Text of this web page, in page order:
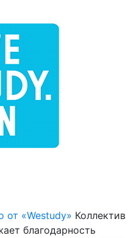
от «Westudy» Коллектив
благодарность